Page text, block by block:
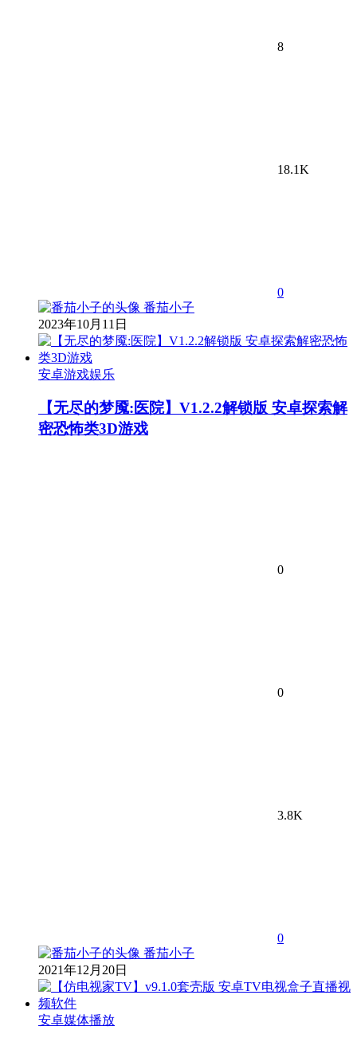
8
18.1K
0
番茄小子
2023年10月11日
安卓游戏娱乐
【无尽的梦魇:医院】V1.2.2解锁版 安卓探索解
密恐怖类3D游戏
0
0
3.8K
0
番茄小子
2021年12月20日
安卓媒体播放